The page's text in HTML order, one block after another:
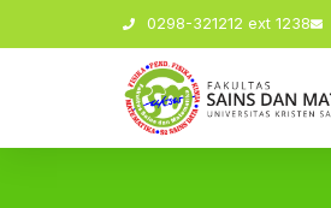
0298-321212 ext 1238